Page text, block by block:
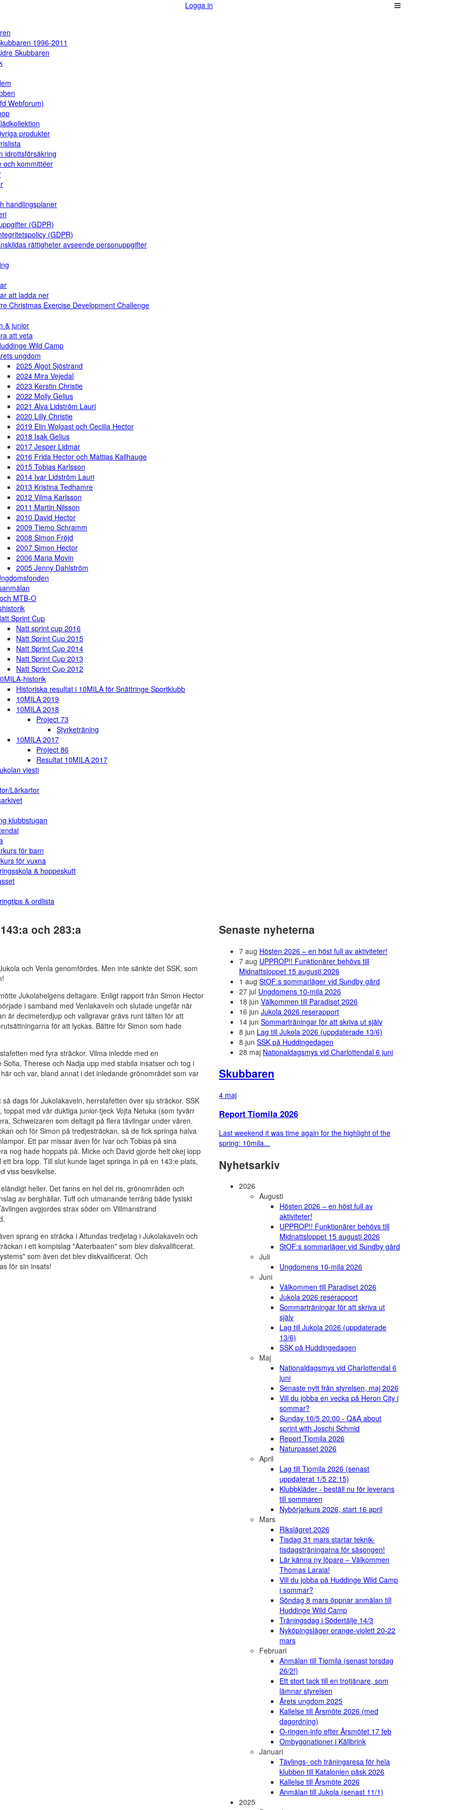
Logga in
1996-2011
Skubbaren
Webforum)
produkter
idrottsförsäkring
och kommittéer
handlingsplaner
(GDPR)
(GDPR)
rättigheter avseende personuppgifter
att ladda ner
Christmas Exercise Development Challenge
& junior
att veta
Wild Camp
ungdom
2025 Algot Sjöstrand
2024 Mira Vejedal
2023 Kerstin Christie
2022 Molly Gelius
2021 Alva Lidström Lauri
2020 Lilly Christie
2019 Elin Wolgast och Cecilia Hector
2018 Isak Gelius
2017 Jesper Lidmar
2016 Frida Hector och Mattias Kallhauge
2015 Tobias Karlsson
2014 Ivar Lidström Lauri
2013 Kristina Tedhamre
2012 Vilma Karlsson
2011 Martin Nilsson
2010 David Hector
2009 Tiemo Schramm
2008 Simon Fröjd
2007 Simon Hector
2006 Maria Movin
2005 Jenny Dahlström
MTB-O
Sprint Cup
Natt sprint cup 2016
Natt Sprint Cup 2015
Natt Sprint Cup 2014
Natt Sprint Cup 2013
Natt Sprint Cup 2012
historik
Historiska resultat i 10MILA för Snättringe Sportklubb
10MILA 2019
10MILA 2018
Project 73
Styrketräning
10MILA 2017
Project 86
Resultat 10MILA 2017
viesti
Lärkartor
klubbstugan
för barn
för vuxna
& hoppeskutt
& ordlista
och 283:a
och Venla genomfördes. Men inte sänkte det SSK, som
Jukolahelgens deltagare. Enligt rapport från Simon Hector
i samband med Venlakaveln och slutade ungefär när
är decimeterdjup och vallgravar grävs runt tälten för att
för att lyckas. Bättre för Simon som hade
med fyra sträckor. Vilma inledde med en
Therese och Nadja upp med stabila insatser och tog i
och var, bland annat i det inledande grönområdet som var
dags för Jukolakaveln, herrstafetten över sju sträckor. SSK
med vår duktiga junior-tjeck Vojta Netuka (som tyvärr
Schweizaren som deltagit på flera tävlingar under våren.
och för Simon på tredjesträckan, så de fick springa halva
Ett par missar även för Ivar och Tobias på sina
nog hade hoppats på. Micke och David gjorde helt okej lopp
bra lopp. Till slut kunde laget springa in på en 143:e plats,
viss besvikelse.
heller. Det fanns en hel del ris, grönområden och
av berghällar. Tuff och utmanande terräng både fysiskt
avgjordes strax söder om Villmanstrand
sprang en sträcka i Attundas tredjelag i Jukolakaveln och
i ett kompislag "Aaterbaaten" som blev diskvalificerat.
som även det blev diskvalificerat. Och
för sin insats!
Senaste nyheterna
7 aug Hösten 2026 – en höst full av aktiviteter!
7 aug UPPROP!! Funktionärer behövs till
Midnattsloppet 15 augusti 2026
1 aug StOF:s sommarläger vid Sundby gård
27 jul Ungdomens 10-mila 2026
18 jun Välkommen till Paradiset 2026
16 jun Jukola 2026 reserapport
14 jun Sommarträningar för att skriva ut själv
8 jun Lag till Jukola 2026 (uppdaterade 13/6)
8 jun SSK på Huddingedagen
28 maj Nationaldagsmys vid Charlottendal 6 juni
Skubbaren
4 maj
Report Tiomila 2026
Last weekend it was time again for the highlight of the
spring: 10mila...
Nyhetsarkiv
2026
Augusti
Hösten 2026 – en höst full av
aktiviteter!
UPPROP!! Funktionärer behövs till
Midnattsloppet 15 augusti 2026
StOF:s sommarläger vid Sundby gård
Juli
Ungdomens 10-mila 2026
Juni
Välkommen till Paradiset 2026
Jukola 2026 reserapport
Sommarträningar för att skriva ut
själv
Lag till Jukola 2026 (uppdaterade
13/6)
SSK på Huddingedagen
Maj
Nationaldagsmys vid Charlottendal 6
juni
Senaste nytt från styrelsen, maj 2026
Vill du jobba en vecka på Heron City i
sommar?
Sunday 10/5 20:00 - Q&A about
sprint with Joschi Schmid
Report Tiomila 2026
Naturpasset 2026
April
Lag till Tiomila 2026 (senast
uppdaterat 1/5 22:15)
Klubbkläder - beställ nu för leverans
till sommaren
Nybörjarkurs 2026, start 16 april
Mars
Rikslägret 2026
Tisdag 31 mars startar teknik-
tisdagsträningarna för säsongen!
Lär känna ny löpare – Välkommen
Thomas Laraia!
Vill du jobba på Huddinge Wild Camp
i sommar?
Söndag 8 mars öppnar anmälan till
Huddinge Wild Camp
Träningsdag i Södertälje 14/3
Nyköpingsläger orange-violett 20-22
mars
Februari
Anmälan till Tiomila (senast torsdag
26/2!)
Ett stort tack till en trotjänare, som
lämnar styrelsen
Årets ungdom 2025
Kallelse till Årsmöte 2026 (med
dagordning)
O-ringen-info efter Årsmötet 17 feb
Ombyggnationer i Källbrink
Januari
Tävlings- och träningsresa för hela
klubben till Katalonien påsk 2026
Kallelse till Årsmöte 2026
Anmälan till Jukola (senast 11/1)
2025